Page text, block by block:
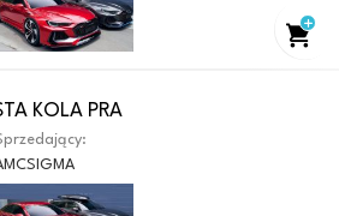
KOLA PRA